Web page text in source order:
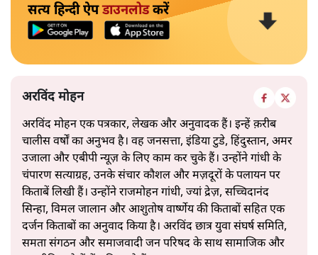
सत्य हिन्दी ऐपडाउनलोडकरें
अरविंद मोहन
अरविंद मोहन एक पत्रकार, लेखक और अनुवादक हैं। इन्हें क़रीब
चालीस वर्षों का अनुभव है। वह जनसत्ता, इंडिया टुडे, हिंदुस्तान, अमर
उजाला और एबीपी न्यूज़ के लिए काम कर चुके हैं। उन्होंने गांधी के
चंपारण सत्याग्रह, उनके संचार कौशल और मज़दूरों के पलायन पर
किताबें लिखी हैं। उन्होंने राजमोहन गांधी, ज्यां द्रेज़, सच्चिदानंद
सिन्हा, विमल जालान और आशुतोष वार्ष्णेय की किताबों सहित एक
दर्जन किताबों का अनुवाद किया है। अरविंद छात्र युवा संघर्ष समिति,
समता संगठन और समाजवादी जन परिषद के साथ सामाजिक और